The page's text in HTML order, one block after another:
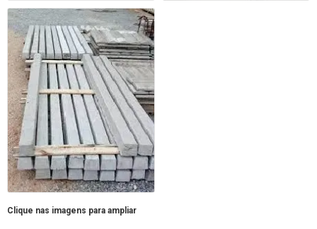
Clique nas imagens para ampliar